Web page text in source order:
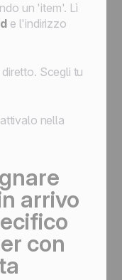
un 'item'. Lì
e l'indirizzo
Scegli tu
nella
arrivo
con